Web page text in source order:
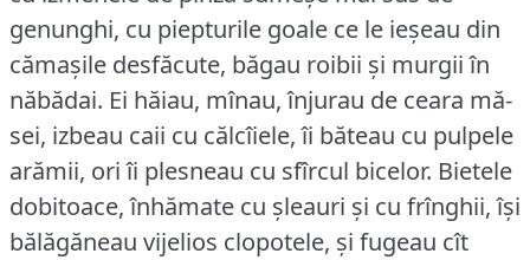
genunghi, cu piepturile goale ce le ieșeau din
cămașile desfăcute, băgau roibii și murgii în
năbădai. Ei hăiau, mînau, înjurau de ceara mă-
sei, izbeau caii cu călcîiele, îi băteau cu pulpele
arămii, ori îi plesneau cu sfîrcul bicelor. Bietele
dobitoace, înhămate cu șleauri și cu frînghii, își
bălăgăneau vijelios clopotele, și fugeau cît